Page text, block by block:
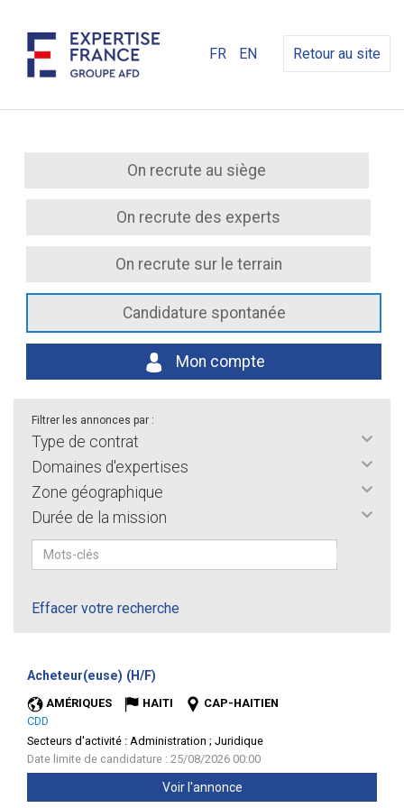
FR EN Retour au site
On recrute au siège
On recrute des experts
On recrute sur le terrain
Candidature spontanée
Mon compte
Filtrer les annonces par :
Type de contrat
Domaines d'expertises
Zone géographique
Durée de la mission
Effacer votre recherche
Acheteur(euse) (H/F)
AMÉRIQUES HAITI
CAP-HAITIEN
CDD
Secteurs d'activité : Administration ; Juridique
Date limite de candidature : 25/08/2026 00:00
Voir l'annonce